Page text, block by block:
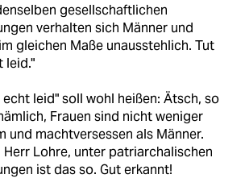
gesellschaftlichen
verhalten sich Männer und
gleichen Maße unausstehlich. Tut
leid."
echt leid" soll wohl heißen: Ätsch, so
Frauen sind nicht weniger
und machtversessen als Männer.
Lohre, unter patriarchalischen
ist das so. Gut erkannt!